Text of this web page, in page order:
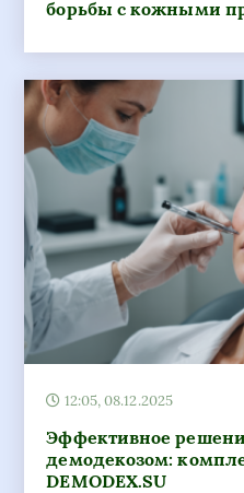
борьбы с кожными
12:05, 08.12.2025
Эффективное
демодекозом:
DEMODEX.SU